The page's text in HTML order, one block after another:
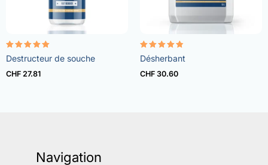
Rated
5.00
out of 5
Destructeur de souche
CHF 27.81
Rated
4.73
out of 5
Désherbant
CHF 30.60
Navigation